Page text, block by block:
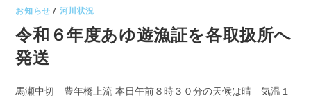
お知らせ / 河川状況
令和６年度あゆ遊漁証を各取扱所へ
発送
馬瀬中切 豊年橋上流 本日午前８時３０分の天候は晴 気温１